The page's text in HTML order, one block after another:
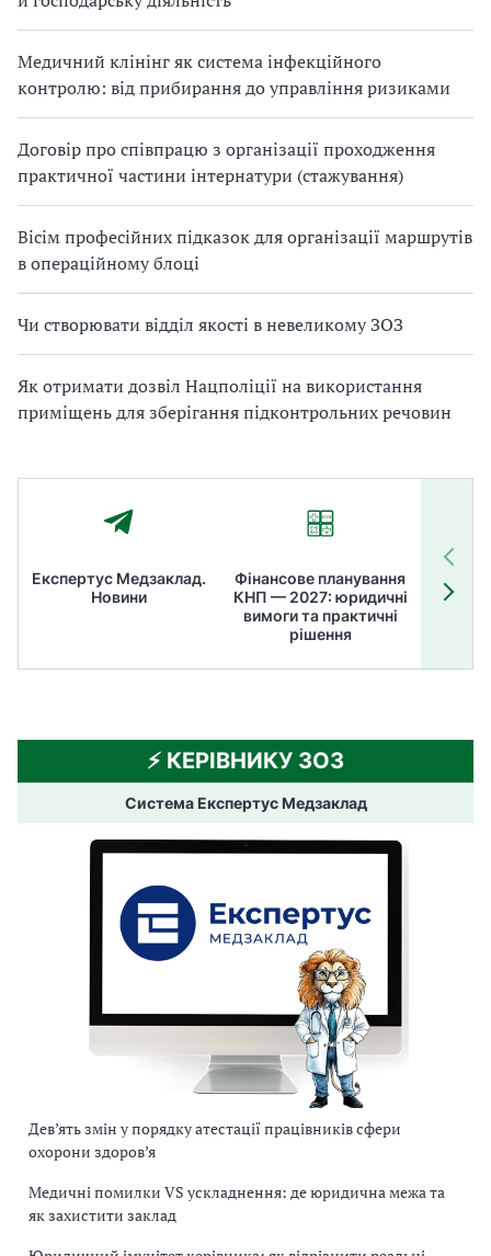
Медичний клінінг як система інфекційного
контролю: від прибирання до управління ризиками
Договір про співпрацю з організації проходження
практичної частини інтернатури (стажування)
Вісім професійних підказок для організації маршрутів
в операційному блоці
Чи створювати відділ якості в невеликому ЗОЗ
Як отримати дозвіл Нацполіції на використання
приміщень для зберігання підконтрольних речовин
Експертус Медзаклад.
Новини
Фінансове планування
КНП — 2027: юридичні
вимоги та практичні
рішення
⚡️ КЕРІВНИКУ ЗОЗ
Система Експертус Медзаклад
Дев’ять змін у порядку атестації працівників сфери
охорони здоров’я
Медичні помилки VS ускладнення: де юридична межа та
як захистити заклад